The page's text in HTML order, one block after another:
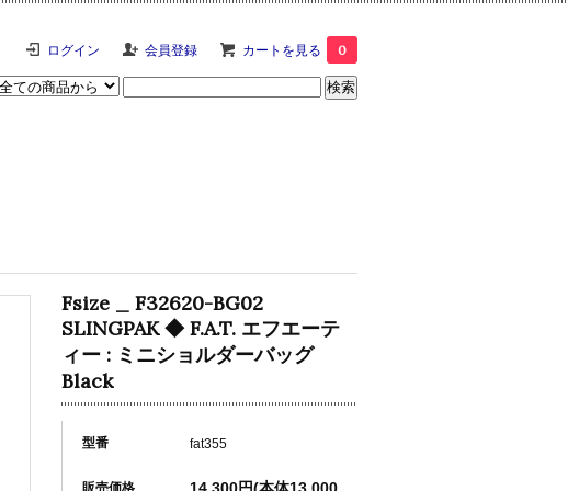
ログイン 会員登録 カートを見る 0
Fsize _ F32620-BG02
SLINGPAK ◆ F.A.T. エフエーテ
ィー : ミニショルダーバッグ
Black
型番 fat355
販売価格